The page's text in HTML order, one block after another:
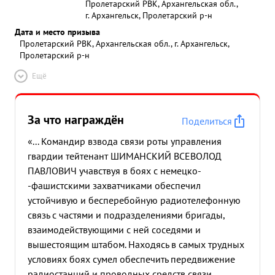
Пролетарский РВК, Архангельская обл.,
г. Архангельск, Пролетарский р-н
Дата и место призыва
Пролетарский РВК, Архангельская обл., г. Архангельск,
Пролетарский р-н
Ещё
За что награждён
Поделиться
«... Командир взвода связи роты управления
гвардии тейтенант ШИМАНСКИЙ ВСЕВОЛОД
ПАВЛОВИЧ учавствуя в боях с немецко-
-фашистскими захватчиками обеспечил
устойчивую и бесперебойную радиотелефонную
связь с частями и подразделениями бригады,
взаимодействующими с ней соседями и
вышестоящим штабом. Находясь в самых трудных
условиях боях сумел обеспечить передвижение